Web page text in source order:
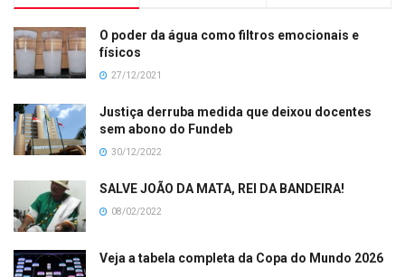
O poder da água como filtros emocionais e
físicos
27/12/2021
Justiça derruba medida que deixou docentes
sem abono do Fundeb
30/12/2022
SALVE JOÃO DA MATA, REI DA BANDEIRA!
08/02/2022
Veja a tabela completa da Copa do Mundo 2026